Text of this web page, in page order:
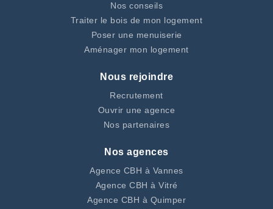
Nos conseils
Traiter le bois de mon logement
Poser une menuiserie
Aménager mon logement
Nous rejoindre
Recrutement
Ouvrir une agence
Nos partenaires
Nos agences
Agence CBH à Vannes
Agence CBH à Vitré
Agence CBH à Quimper